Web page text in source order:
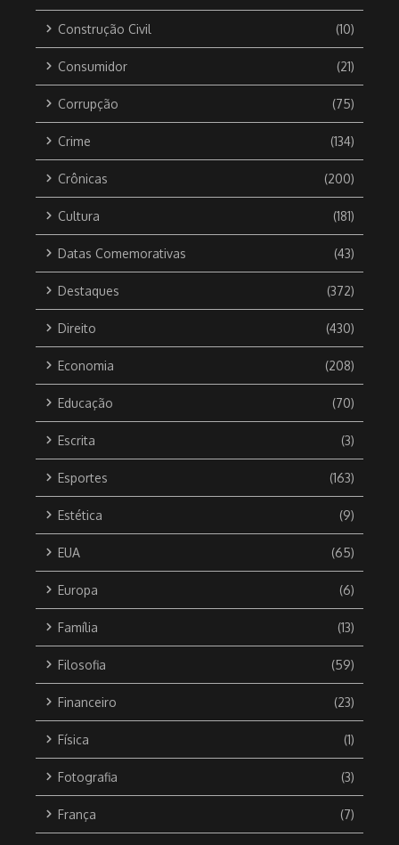
Construção Civil (10)
Consumidor (21)
Corrupção (75)
Crime (134)
Crônicas (200)
Cultura (181)
Datas Comemorativas (43)
Destaques (372)
Direito (430)
Economia (208)
Educação (70)
Escrita (3)
Esportes (163)
Estética (9)
EUA (65)
Europa (6)
Família (13)
Filosofia (59)
Financeiro (23)
Física (1)
Fotografia (3)
França (7)